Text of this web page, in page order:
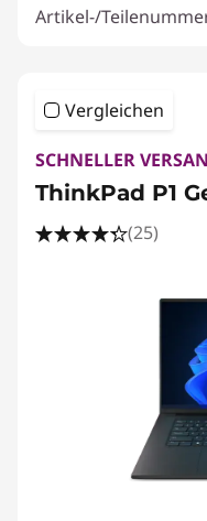
Artikel-/
Vergleichen
SCHNELLER
ThinkPad P1
(25)